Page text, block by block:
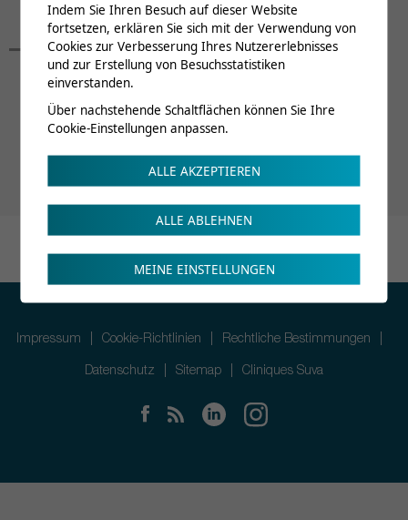
Pierre-Alain Comte
Indem Sie Ihren Besuch auf dieser Website
fortsetzen, erklären Sie sich mit der Verwendung von
Cookies zur Verbesserung Ihres Nutzererlebnisses
und zur Erstellung von Besuchsstatistiken
einverstanden.
Über nachstehende Schaltflächen können Sie Ihre
Cookie-Einstellungen anpassen.
ALLE AKZEPTIEREN
ALLE ABLEHNEN
MEINE EINSTELLUNGEN
Impressum Cookie-Richtlinien Rechtliche Bestimmungen
Datenschutz Sitemap Cliniques Suva